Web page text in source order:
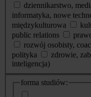
dziennikarstwo,
informatyka, nowe
międzykulturowa
public relations
rozwój osobisty,
polityka
zdrowie,
inteligencja)
dodatkowe
informacje
forma studiów: